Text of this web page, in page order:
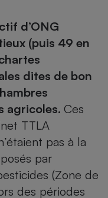
d’ONG
(puis 49 en
dites de bon
agricoles. Ces
TTLA
pas à la
par
(Zone de
des périodes
Lave-linge
Plaque de cuisson à
induction
Téléphone mobile -
Smartphone
Radiateur électrique
Antimoustique